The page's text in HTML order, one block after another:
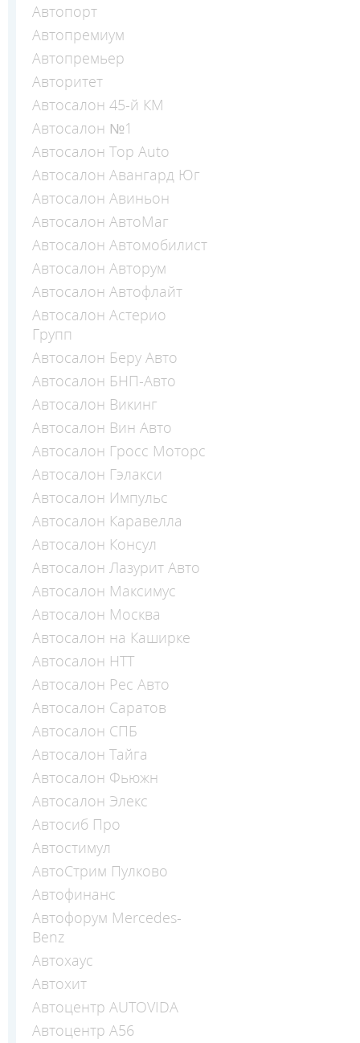
Автопорт
Автопремиум
Автопремьер
Авторитет
Автосалон 45-й КМ
Автосалон №1
Автосалон Top Auto
Автосалон Авангард Юг
Автосалон Авиньон
Автосалон АвтоМаг
Автосалон Автомобилист
Автосалон Авторум
Автосалон Автофлайт
Автосалон Астерио
Групп
Автосалон Беру Авто
Автосалон БНП-Авто
Автосалон Викинг
Автосалон Вин Авто
Автосалон Гросс Моторс
Автосалон Гэлакси
Автосалон Импульс
Автосалон Каравелла
Автосалон Консул
Автосалон Лазурит Авто
Автосалон Максимус
Автосалон Москва
Автосалон на Каширке
Автосалон НТТ
Автосалон Рес Авто
Автосалон Саратов
Автосалон СПБ
Автосалон Тайга
Автосалон Фьюжн
Автосалон Элекс
Автосиб Про
Автостимул
АвтоСтрим Пулково
Автофинанс
Автофорум Mercedes-
Benz
Автохаус
Автохит
Автоцентр AUTOVIDA
Автоцентр А56